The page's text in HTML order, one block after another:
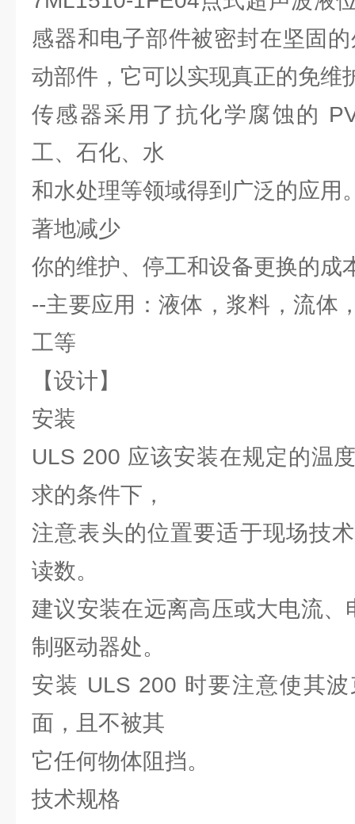
感器和电子部件被密封在坚固
动部件，它可以实现真正的免维
传感器采用了抗化学腐蚀的
工、石化、水
和水处理等领域得到广泛的应用
著地减少
你的维护、停工和设备更换的成
--主要应用：液体，浆料，流体
工等
【设计】
安装
ULS 200 应该安装在规定的温
求的条件下，
注意表头的位置要适于现场技
读数。
建议安装在远离高压或大电流
制驱动器处。
安装 ULS 200 时要注意使其
面，且不被其
它任何物体阻挡。
技术规格